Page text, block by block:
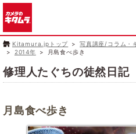
Kitamura.jpトップ 写真講座/コラム・
2014年
月島食べ歩き
修理人たぐちの徒然日記
月島食べ歩き